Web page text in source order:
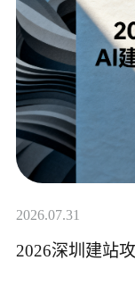
2026.07.31
2026深圳建站